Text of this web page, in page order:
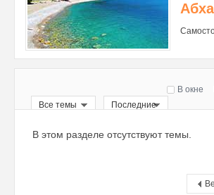
В окне
Все темы
Последние
В этом разделе отсутствуют темы.